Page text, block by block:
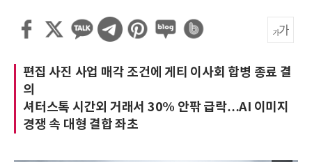
편집 사진 사업 매각 조건에 게티 이사회 합병 종료 결
의
셔터스톡 시간외 거래서 30% 안팎 급락…AI 이미지
경쟁 속 대형 결합 좌초